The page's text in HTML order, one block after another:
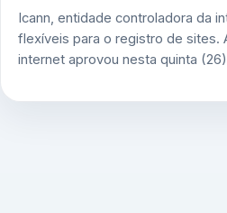
Icann, entidade controladora da
flexíveis para o registro de sites.
internet aprovou nesta quinta